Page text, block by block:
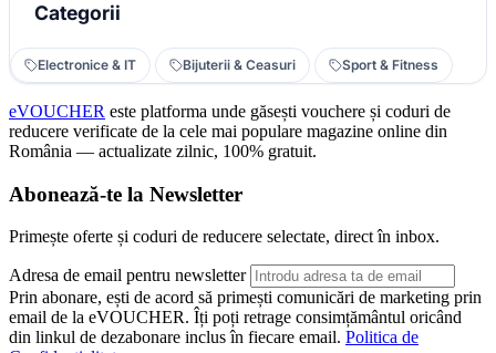
Categorii
Electronice & IT Bijuterii & Ceasuri Sport & Fitness
eVOUCHER este platforma unde găsești vouchere și coduri de
reducere verificate de la cele mai populare magazine online din
România — actualizate zilnic, 100% gratuit.
Abonează-te la Newsletter
Primește oferte și coduri de reducere selectate, direct în inbox.
Adresa de email pentru newsletter
Prin abonare, ești de acord să primești comunicări de marketing prin
email de la eVOUCHER. Îți poți retrage consimțământul oricând
din linkul de dezabonare inclus în fiecare email. Politica de